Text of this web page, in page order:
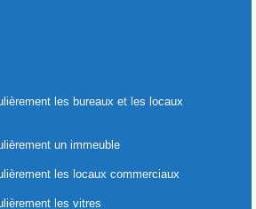
les bureaux et les locaux
un immeuble
les locaux commerciaux
les vitres